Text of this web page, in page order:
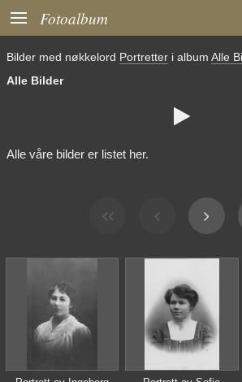
 Fotoalbum
Bilder med nøkkelord Portretter i album Alle
Alle Bilder

Alle våre bilder er listet her.